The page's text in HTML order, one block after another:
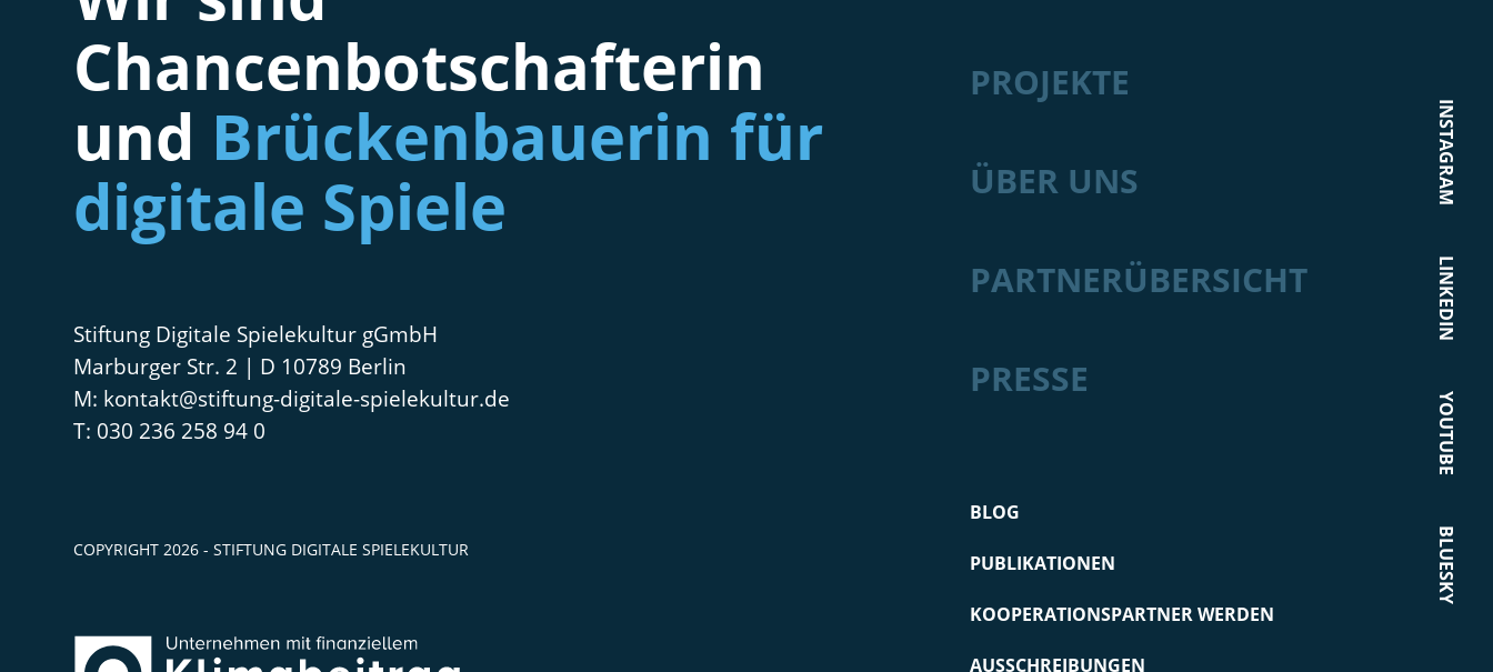
Chancenbotschafterin
und Brückenbauerin für
digitale Spiele
Stiftung Digitale Spielekultur gGmbH
Marburger Str. 2 | D 10789 Berlin
kontakt@stiftung-digitale-spielekultur.de
030 236 258 94 0
COPYRIGHT 2026 - STIFTUNG DIGITALE SPIELEKULTUR
PROJEKTE
ÜBER UNS
PARTNERÜBERSICHT
PRESSE
BLOG
PUBLIKATIONEN
KOOPERATIONSPARTNER WERDEN
AUSSCHREIBUNGEN
INSTAGRAM
LINKEDIN
YOUTUBE
BLUESKY